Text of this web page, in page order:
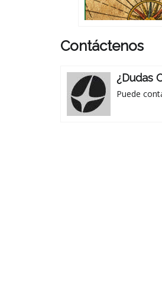
Contáctenos
¿Dudas
Puede